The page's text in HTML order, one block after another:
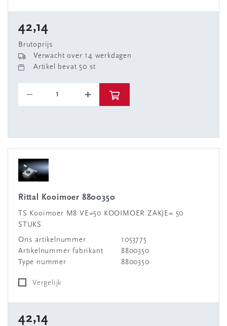
42,14
Brutoprijs
Verwacht over 14 werkdagen
Artikel bevat 50 st
Rittal Kooimoer 8800350
TS Kooimoer M8 VE=50 KOOIMOER ZAKJE= 50
STUKS
Ons artikelnummer
1053775
Artikelnummer fabrikant
8800350
Type nummer
8800350
Vergelijk
42,14